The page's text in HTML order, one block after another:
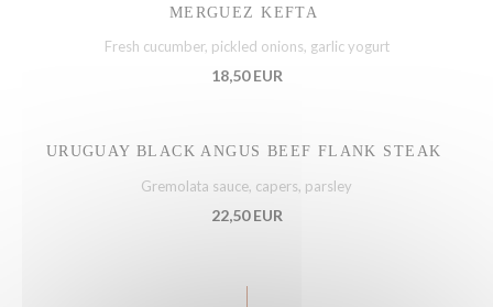
MERGUEZ KEFTA
Fresh cucumber, pickled onions, garlic yogurt
18,50 EUR
URUGUAY BLACK ANGUS BEEF FLANK STEAK
Gremolata sauce, capers, parsley
22,50 EUR